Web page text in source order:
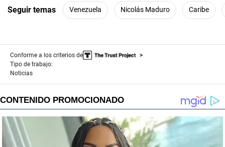
Seguir temas Venezuela Nicolás Maduro Caribe
Conforme a los criterios de
Tipo de trabajo:
Noticias